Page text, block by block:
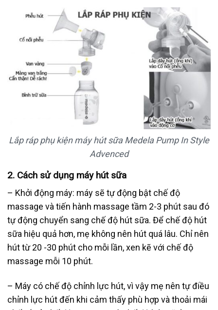
Lắp ráp phụ kiện máy hút sữa Medela Pump In Style
Advenced
2. Cách sử dụng máy hút sữa
– Khởi động máy: máy sẽ tự động bật chế độ
massage và tiến hành massage tầm 2-3 phút sau đó
tự động chuyển sang chế độ hút sữa. Để chế độ hút
sữa hiệu quả hơn, mẹ không nên hút quá lâu. Chỉ nên
hút từ 20 -30 phút cho mỗi lần, xen kẽ với chế độ
massage mỗi 10 phút.
– Máy có chế độ chỉnh lực hút, vì vậy mẹ nên tự điều
chỉnh lực hút đến khi cảm thấy phù hợp và thoải mái